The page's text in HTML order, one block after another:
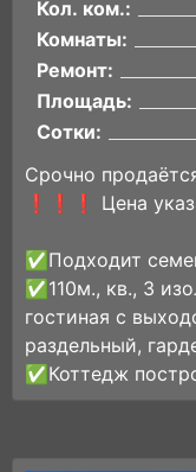
Кол. ком.:
Комнаты:
Ремонт:
Площадь:
Сотки:
Срочно
❗️❗️❗️ Цена
✅Подходит
✅110м., кв., 3
гостиная с
раздельный,
✅Коттедж